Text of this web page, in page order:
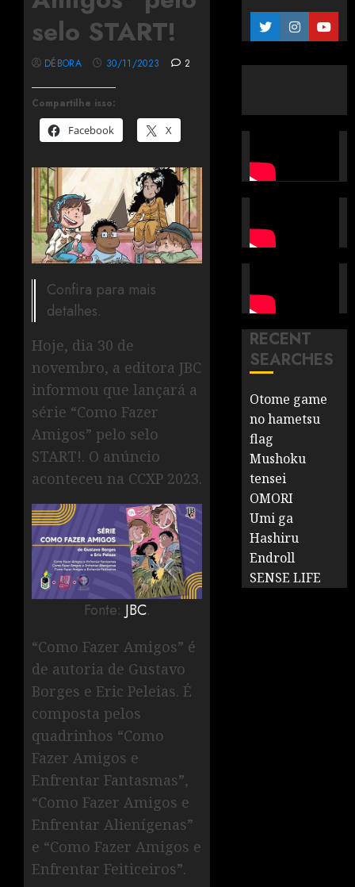
selo START!
Compartilhe isso:
Facebook
X
DÉBORA 30/11/2023 2
Confira para mais
detalhes.
Hoje, dia 30 de
novembro, a editora JBC
informou que lançará a
série “Como Fazer
Amigos” pelo selo
START!. O anúncio
aconteceu na CCXP 2023.
Fonte: JBC.
“Como Fazer Amigos” é
de autoria de Gustavo
Borges e Eric Peleias. É
composta pelos
quadrinhos “Como
Fazer Amigos e
Enfrentar Fantasmas”,
“Como Fazer Amigos e
Enfrentar Alienígenas”
e “Como Fazer Amigos e
Enfrentar Feiticeiros”.
RECENT
SEARCHES
Otome game
no hametsu
flag
Mushoku
tensei
OMORI
Umi ga
Hashiru
Endroll
SENSE LIFE